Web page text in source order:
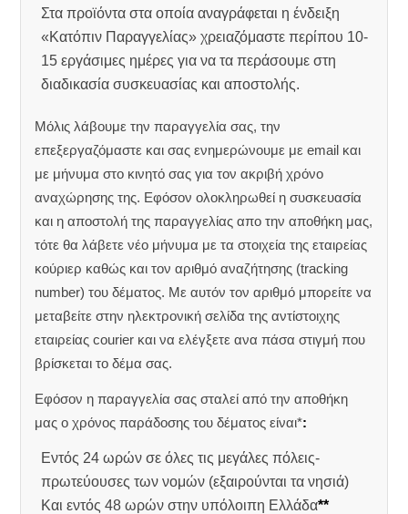
Στα προϊόντα στα οποία αναγράφεται η ένδειξη
«Κατόπιν Παραγγελίας» χρειαζόμαστε περίπου 10-
15 εργάσιμες ημέρες για να τα περάσουμε στη
διαδικασία συσκευασίας και αποστολής.
Μόλις λάβουμε την παραγγελία σας, την
επεξεργαζόμαστε και σας ενημερώνουμε με email και
με μήνυμα στο κινητό σας για τον ακριβή χρόνο
αναχώρησης της. Εφόσον ολοκληρωθεί η συσκευασία
και η αποστολή της παραγγελίας απο την αποθήκη μας,
τότε θα λάβετε νέο μήνυμα με τα στοιχεία της εταιρείας
κούριερ καθώς και τον αριθμό αναζήτησης (tracking
number) του δέματος. Με αυτόν τον αριθμό μπορείτε να
μεταβείτε στην ηλεκτρονική σελίδα της αντίστοιχης
εταιρείας courier και να ελέγξετε ανα πάσα στιγμή που
βρίσκεται το δέμα σας.
Εφόσον η παραγγελία σας σταλεί από την αποθήκη
μας ο χρόνος παράδοσης του δέματος είναι*:
Εντός 24 ωρών σε όλες τις μεγάλες πόλεις-
πρωτεύουσες των νομών (εξαιρούνται τα νησιά)
Και εντός 48 ωρών στην υπόλοιπη Ελλάδα**